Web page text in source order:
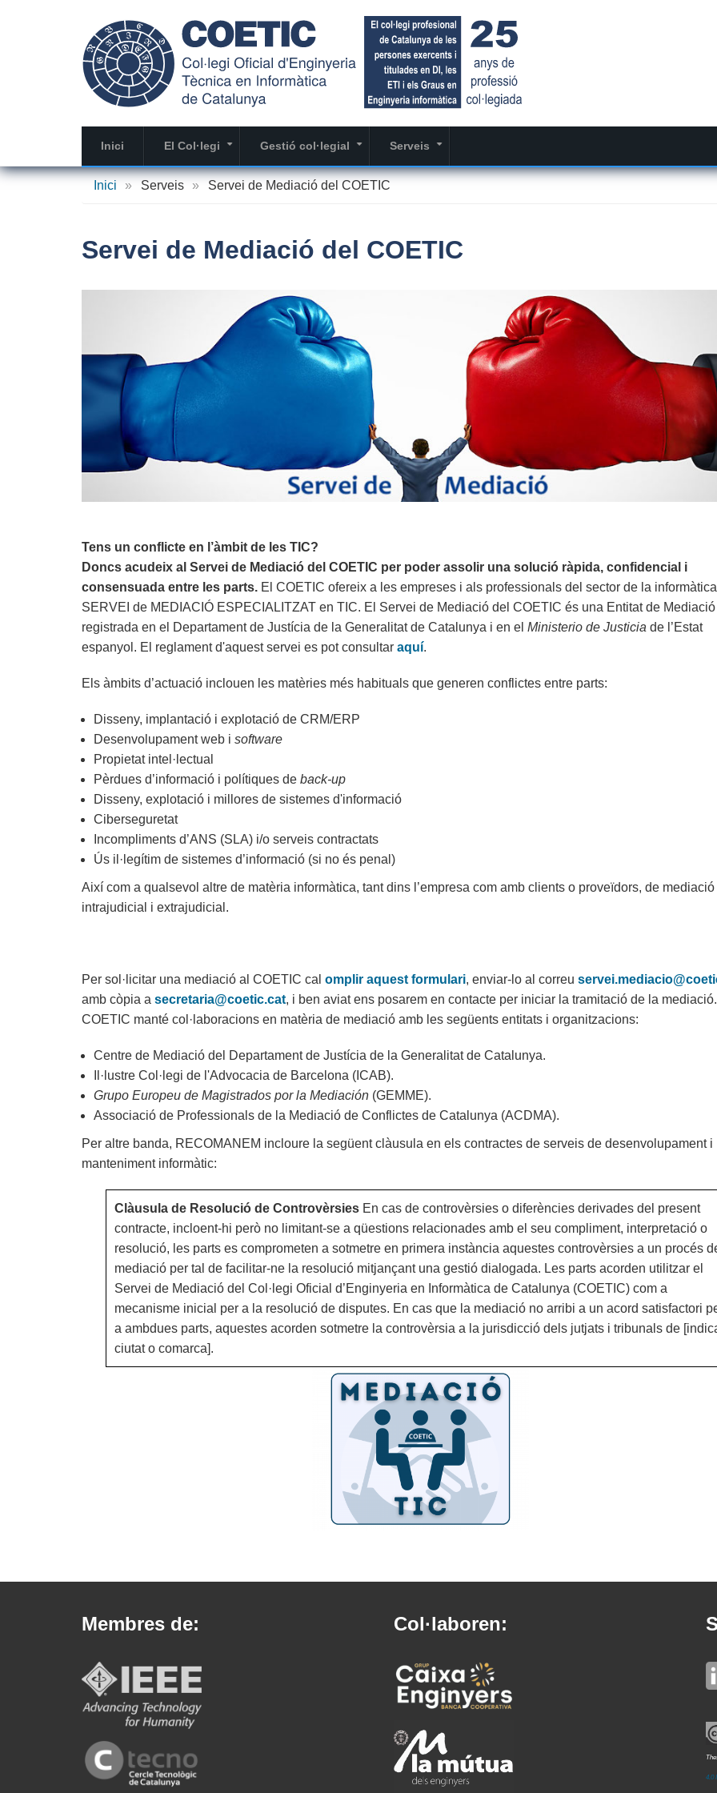
Inici El Col·legi Gestió col·legial Serveis
Inici » Serveis » Servei de Mediació del COETIC
Servei de Mediació del COETIC
Tens un conflicte en l’àmbit de les TIC?
Doncs acudeix al Servei de Mediació del COETIC per poder assolir una solució ràpida, confidencial i
consensuada entre les parts. El COETIC ofereix a les empreses i als professionals del sector de la
SERVEI de MEDIACIÓ ESPECIALITZAT en TIC. El Servei de Mediació del COETIC és una Entitat de Mediació
registrada en el Departament de Justícia de la Generalitat de Catalunya i en el Ministerio de Justicia de l’Estat
espanyol. El reglament d'aquest servei es pot consultar aquí.
Els àmbits d’actuació inclouen les matèries més habituals que generen conflictes entre parts:
Disseny, implantació i explotació de CRM/ERP
Desenvolupament web i software
Propietat intel·lectual
Pèrdues d’informació i polítiques de back-up
Disseny, explotació i millores de sistemes d'informació
Ciberseguretat
Incompliments d’ANS (SLA) i/o serveis contractats
Ús il·legítim de sistemes d’informació (si no és penal)
Així com a qualsevol altre de matèria informàtica, tant dins l’empresa com amb clients o proveïdors, de mediació
intrajudicial i extrajudicial.
Per sol·licitar una mediació al COETIC cal omplir aquest formulari, enviar-lo al correu
amb còpia a secretaria@coetic.cat, i ben aviat ens posarem en contacte per iniciar la tramitació de la mediació.
COETIC manté col·laboracions en matèria de mediació amb les següents entitats i organitzacions:
Centre de Mediació del Departament de Justícia de la Generalitat de Catalunya.
Il·lustre Col·legi de l'Advocacia de Barcelona (ICAB).
Grupo Europeu de Magistrados por la Mediación (GEMME).
Associació de Professionals de la Mediació de Conflictes de Catalunya (ACDMA).
Per altre banda, RECOMANEM incloure la següent clàusula en els contractes de serveis de desenvolupament i
manteniment informàtic:
Clàusula de Resolució de Controvèrsies En cas de controvèrsies o diferències derivades del present
contracte, incloent-hi però no limitant-se a qüestions relacionades amb el seu compliment, interpretació o
resolució, les parts es comprometen a sotmetre en primera instància aquestes controvèrsies a un procés
mediació per tal de facilitar-ne la resolució mitjançant una gestió dialogada. Les parts acorden utilitzar el
Servei de Mediació del Col·legi Oficial d’Enginyeria en Informàtica de Catalunya (COETIC) com a
mecanisme inicial per a la resolució de disputes. En cas que la mediació no arribi a un acord satisfactori
a ambdues parts, aquestes acorden sotmetre la controvèrsia a la jurisdicció dels jutjats i tribunals de
ciutat o comarca].
Membres de: Col·laboren:
4.0